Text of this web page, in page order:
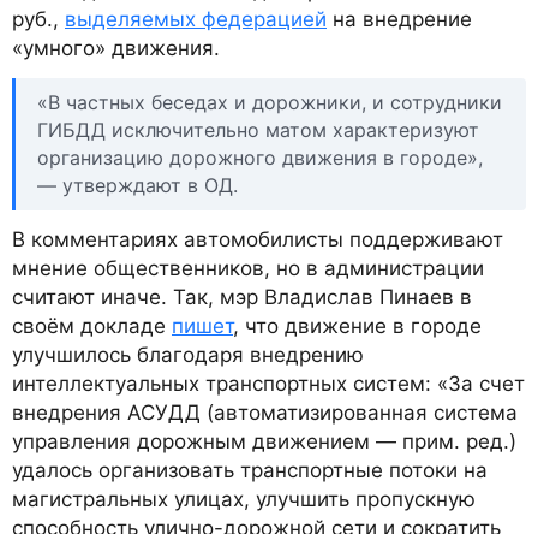
руб., выделяемых федерацией на внедрение
«умного» движения.
«В частных беседах и дорожники, и сотрудники
ГИБДД исключительно матом характеризуют
организацию дорожного движения в городе»,
— утверждают в ОД.
В комментариях автомобилисты поддерживают
мнение общественников, но в администрации
считают иначе. Так, мэр Владислав Пинаев в
своём докладе пишет, что движение в городе
улучшилось благодаря внедрению
интеллектуальных транспортных систем: «За счет
внедрения АСУДД (автоматизированная система
управления дорожным движением — прим. ред.)
удалось организовать транспортные потоки на
магистральных улицах, улучшить пропускную
способность улично-дорожной сети и сократить